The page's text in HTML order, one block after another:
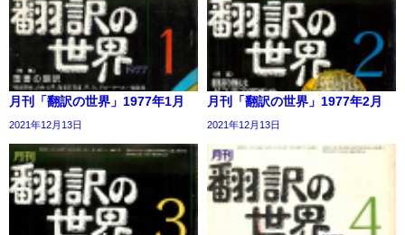
月刊「翻訳の世界」1977年1月
2021年12月13日
月刊「翻訳の世界」1977年2月
2021年12月13日